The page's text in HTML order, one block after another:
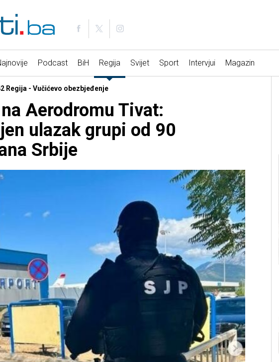
Podcast BiH Regija Svijet Sport Intervjui Magazin
Regija - Vučićevo obezbjeđenje
Aerodromu Tivat:
ulazak grupi od 90
Srbije